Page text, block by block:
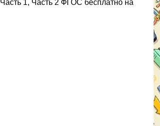
1, Часть 2 ФГОС бесплатно на